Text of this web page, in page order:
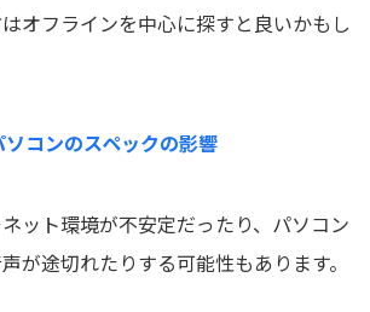
オフラインを中心に探すと良いかもし
コンのスペックの影響
ット環境が不安定だったり、パソコン
が途切れたりする可能性もあります。